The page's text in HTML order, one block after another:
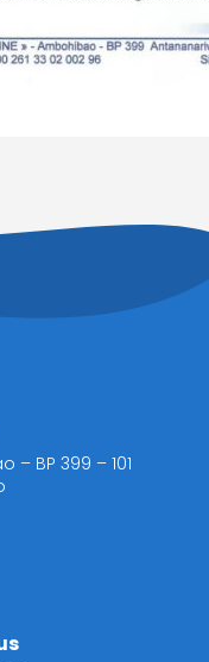
– BP 399 – 101